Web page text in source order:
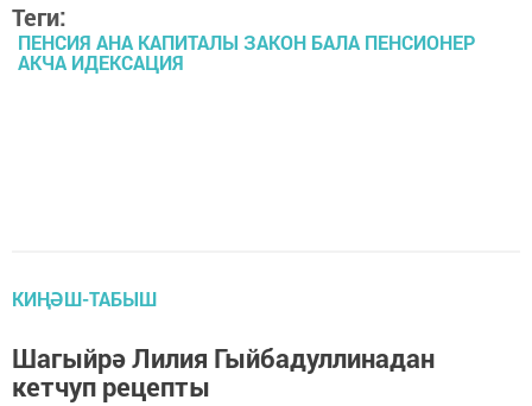
Теги:
ПЕНСИЯ АНА КАПИТАЛЫ ЗАКОН БАЛА ПЕНСИОНЕР
АКЧА ИДЕКСАЦИЯ
КИҢӘШ-ТАБЫШ
Шагыйрә Лилия Гыйбадуллинадан
кетчуп рецепты